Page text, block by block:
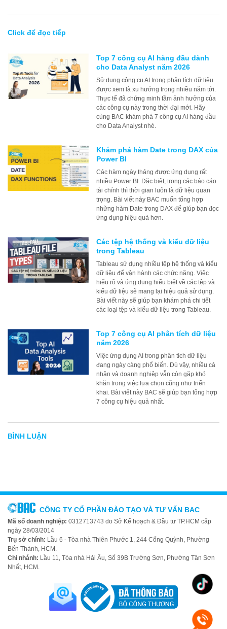
Click để đọc tiếp
Top 7 công cụ AI hàng đầu dành
cho Data Analyst năm 2026
Sử dụng công cụ AI trong phân tích dữ liệu
được xem là xu hướng trong nhiều năm tới.
Thực tế đã chứng minh tầm ảnh hưởng của
các công cụ này trong thời đại mới. Hãy
cùng BAC khám phá 7 công cụ AI hàng đầu
cho Data Analyst nhé.
Khám phá hàm Date trong DAX của
Power BI
Các hàm ngày tháng được ứng dụng rất
nhiều Power BI. Đặc biệt, trong các báo cáo
tài chính thì thời gian luôn là dữ liệu quan
trọng. Bài viết này BAC muốn tổng hợp
những hàm Date trong DAX để giúp bạn đọc
ứng dụng hiệu quả hơn.
Các tệp hệ thống và kiểu dữ liệu
trong Tableau
Tableau sử dụng nhiều tệp hệ thống và kiểu
dữ liệu để vận hành các chức năng. Việc
hiểu rõ và ứng dụng hiểu biết về các tệp và
kiểu dữ liệu sẽ mang lại hiệu quả sử dụng.
Bài viết này sẽ giúp bạn khám phá chi tiết
các loại tệp và kiểu dữ liệu trong Tableau.
Top 7 công cụ AI phân tích dữ liệu
năm 2026
Việc ứng dụng AI trong phân tích dữ liệu
đang ngày càng phổ biến. Dù vậy, nhiều cá
nhân và doanh nghiệp vẫn còn gặp khó
khăn trong việc lựa chọn cũng như triển
khai. Bài viết này BAC sẽ giúp bạn tổng hợp
7 công cụ hiệu quả nhất.
BÌNH LUẬN
CÔNG TY CỔ PHẦN ĐÀO TẠO VÀ TƯ VẤN BAC
Mã số doanh nghiệp: 0312713743 do Sở Kế hoạch & Đầu tư TP.HCM cấp
ngày 28/03/2014
Trụ sở chính: Lầu 6 - Tòa nhà Thiên Phước 1, 244 Cống Quỳnh, Phường
Bến Thành, HCM.
Chi nhánh: Lầu 11, Tòa nhà Hải Âu, Số 39B Trường Sơn, Phường Tân Sơn
Nhất, HCM.